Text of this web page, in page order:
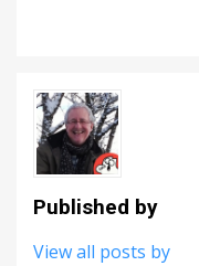
Published by
View all posts by